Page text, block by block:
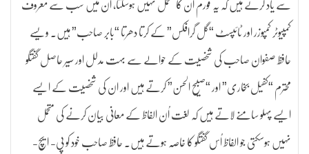
سے یاد کرتے ہیں کہ یہ فورم اُن کا متحمل نہیں ہوسکتا، اُن میں سب سے معروف
کمپیوٹر کمپوزر اور ٹائپسٹ “گل گرافکس” کے کرتا دھرتا “بابر صاحب” ہیں۔ ویسے
حافظ صفوان صاحب کی شخصیت کے حوالے سے بہت مدلل اور سیر حاصل گفتگو
محترم “کفیل بخاری” اور “صبیح الحسن” کرتے ہیں اور ان کی شخصیت کے ایسے
ایسے پہلو سامنے لاتے ہیں کہ لغت اُن الفاظ کے معانی بیان کرنے کی متحمل
نہیں ہوسکتی جو الفاظ اُس گفتگو کا خاصہ ہوتے ہیں۔ حافظ صاحب خود کو پی- ایچ-